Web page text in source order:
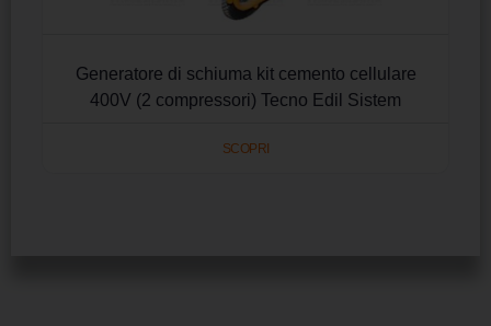
Generatore di schiuma kit cemento cellulare
400V (2 compressori) Tecno Edil Sistem
SCOPRI